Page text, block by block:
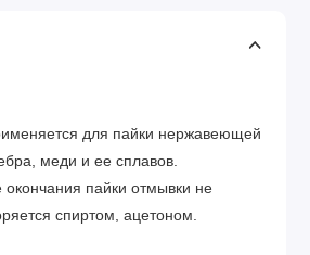
для пайки нержавеющей
меди и ее сплавов.
окончания пайки отмывки не
спиртом, ацетоном.